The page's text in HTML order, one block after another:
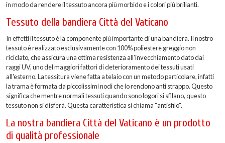
in modo da rendere il tessuto ancora più morbido e i colori più brillanti.
Tessuto della bandiera Città del Vaticano
In effetti il tessuto è la componente più importante di una bandiera. Il nostro
tessuto è realizzato esclusivamente con 100% poliestere greggio non
riciclato, che assicura una ottima resistenza all'invecchiamento dato dai
raggi UV, uno del maggiori fattori di deterioramento dei tessuti usati
all'esterno. La tessitura viene fatta a telaio con un metodo particolare, infatti
la trama è formata da piccolissimi nodi che lo rendono anti strappo. Questo
significa che mentre normali tessuti quando sono logori si sfilano, questo
tessuto non si disferà. Questa caratteristica si chiama "antisfilo".
La nostra bandiera Città del Vaticano è un prodotto
di qualità professionale